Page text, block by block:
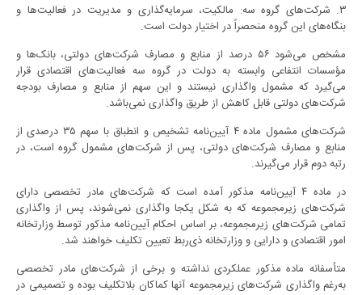
٣. شرکت‌های گروه سه: مالکیت، سرمایه‌گذاری و مدیریت در فعالیت‌ها و
بنگاه‌های این گروه منحصراً در اختیار دولت است.
مشخص می‌شود ۵۶ درصد از منابع و مصارف شرکت‌های دولتی، بانک‌ها و
مؤسسات انتفاعی وابسته به دولت در گروه سه فعالیت‌های اقتصادی قرار
می‌گیرد که مشمول واگذاری نیستند و این سهم از منابع و مصارف بودجه
شرکت‌های دولتی قابل کاهش از طریق واگذاری نمی‌باشد.
شرکت‌های مشمول ماده ۴ آیین‌نامه تشخیص و انطباق با سهم ۳۵ درصدی از
منابع و مصارف شرکت‌های دولتی، پس از شرکت‌های مشمول گروه است، در
رتبه دوم قرار می‌گیرند.
در ماده ۴ آیین‌نامه مذکور آمده است که شرکت‌های مادر تخصصی دارای
شرکت‌های زیرمجموعه که به شکل یکجا واگذاری نمی‌شوند، پس از واگذاری
تمامی شرکت‌های زیرمجموعه، بر اساس احکام آیین‌نامه مذکور توسط وزارتخانه
امور اقتصادی و دارایی و وزارتخانه ذی‌ربط تعیین تکلیف خواهند شد.
متأسفانه ماده مذکور عملکردی نداشته و برخی از شرکت‌های مادر تخصصی
به‌رغم واگذاری شرکت‌های زیرمجموعه آنها کماکان بلاتکلیف بوده و تصمیمی در